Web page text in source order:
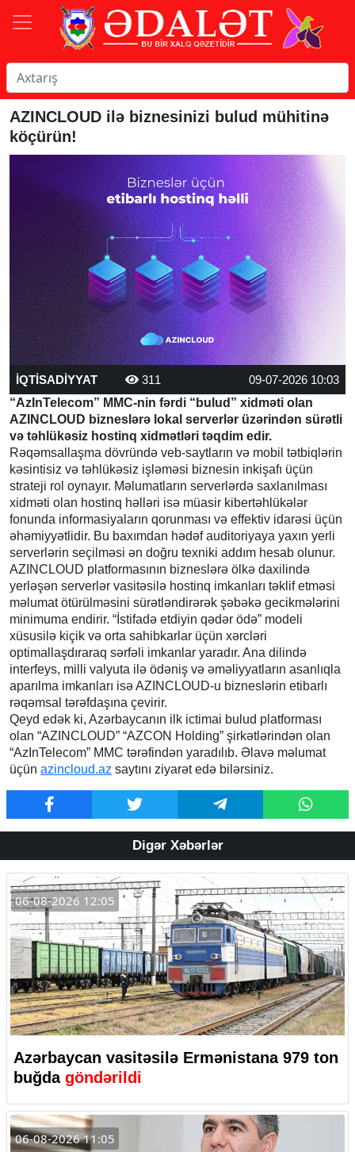
AZINCLOUD ilə biznesinizi bulud mühitinə
köçürün!
İQTİSADİYYAT 311
09-07-2026 10:03
“AzInTelecom” MMC-nin fərdi “bulud” xidməti olan
AZINCLOUD bizneslərə lokal serverlər üzərindən sürətli
və təhlükəsiz hostinq xidmətləri təqdim edir.
Rəqəmsallaşma dövründə veb-saytların və mobil tətbiqlərin
kəsintisiz və təhlükəsiz işləməsi biznesin inkişafı üçün
strateji rol oynayır. Məlumatların serverlərdə saxlanılması
xidməti olan hostinq həlləri isə müasir kibertəhlükələr
fonunda informasiyaların qorunması və effektiv idarəsi üçün
əhəmiyyətlidir. Bu baxımdan hədəf auditoriyaya yaxın yerli
serverlərin seçilməsi ən doğru texniki addım hesab olunur.
AZINCLOUD platformasının bizneslərə ölkə daxilində
yerləşən serverlər vasitəsilə hostinq imkanları təklif etməsi
məlumat ötürülməsini sürətləndirərək şəbəkə gecikmələrini
minimuma endirir. “İstifadə etdiyin qədər ödə” modeli
xüsusilə kiçik və orta sahibkarlar üçün xərcləri
optimallaşdıraraq sərfəli imkanlar yaradır. Ana dilində
interfeys, milli valyuta ilə ödəniş və əməliyyatların asanlıqla
aparılma imkanları isə AZINCLOUD-u bizneslərin etibarlı
rəqəmsal tərəfdaşına çevirir.
Qeyd edək ki, Azərbaycanın ilk ictimai bulud platforması
olan “AZINCLOUD” “AZCON Holding” şirkətlərindən olan
“AzInTelecom” MMC tərəfindən yaradılıb. Əlavə məlumat
üçün azincloud.az saytını ziyarət edə bilərsiniz.
Digər Xəbərlər
06-08-2026 12:05
Azərbaycan vasitəsilə Ermənistana 979 ton
buğda göndərildi
06-08-2026 11:05